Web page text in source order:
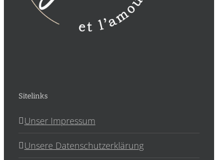
Sitelinks
Unser Impressum
Unsere Datenschutzerklärung